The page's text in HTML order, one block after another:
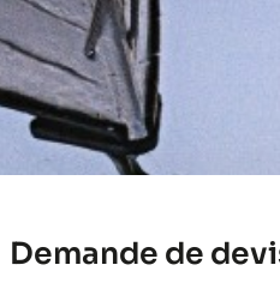
Demande de